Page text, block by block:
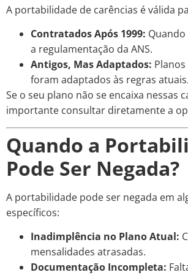
A portabilidade de carências é válida
Contratados Após 1999:
a regulamentação da ANS.
Antigos, Mas Adaptados:
foram adaptados às regras atuais.
Se o seu plano não se encaixa nessas
importante consultar diretamente a
Quando a
Pode Ser Negada?
A portabilidade pode ser negada em
específicos:
Inadimplência no Plano Atual:
mensalidades atrasadas.
Documentação Incompleta: